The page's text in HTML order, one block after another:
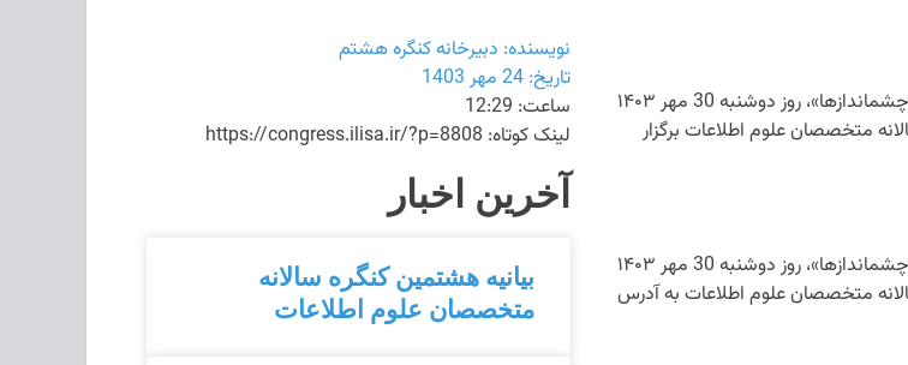
پیش‌نشست نشست علم باز با عنوان « داوری هم‌تراز باز: چیستی، چالشها و چشم‎اندازها»، روز دو‌شنبه 30 مهر ۱۴۰۳
متخصصان علوم اطلاعات برگزار
پیش‌نشست نشست علم باز با عنوان « داوری هم‌تراز باز: چیستی، چالشها و چشم‎اندازها»، روز دو‌شنبه 30 مهر ۱۴۰۳
سالانه متخصصان علوم اطلاعات به آدرس
نویسنده: دبیرخانه کنگره هشتم
تاریخ: 24 مهر 1403
ساعت: 12:29
لینک کوتاه: https://congress.ilisa.ir/?p=8808
آخرین اخبار
بیانیه هشتمین کنگره سالانه
متخصصان علوم اطلاعات